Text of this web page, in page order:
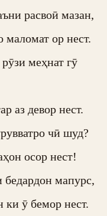
расвоӣ мазан,
маломат ор нест.
меҳнат гӯ
аз девор нест.
чӣ шуд?
осор нест!
бедардон мапурс,
ки ӯ бемор нест.